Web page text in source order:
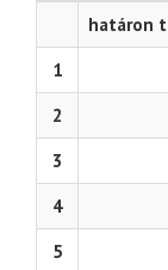
határon
1
2
3
4
5